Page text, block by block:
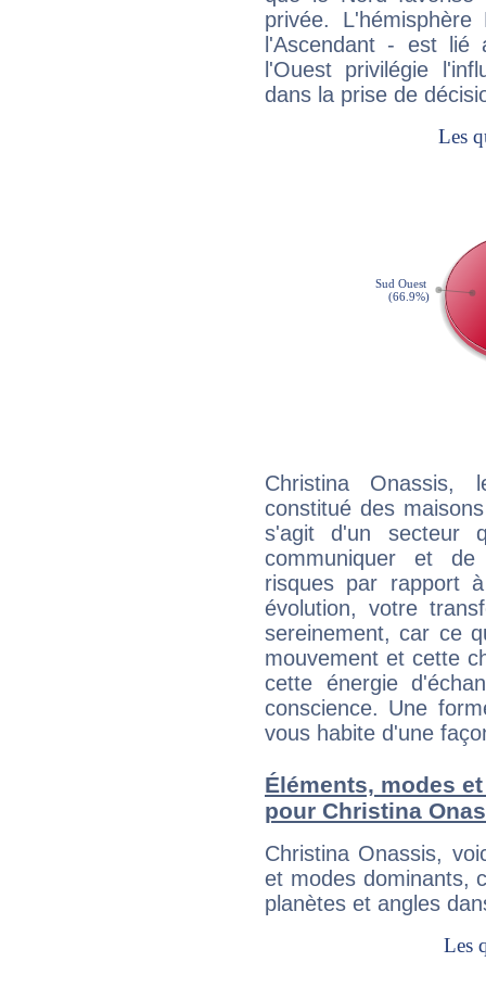
privée.
l'Ascendant - est
l'Ouest privilégie
dans la prise de
Christina Onassis,
constitué des
s'agit d'un secteur
communiquer et
risques par rapport
évolution, votre
sereinement, car ce
mouvement et cette
cette énergie
conscience. Une
vous habite d'une
Éléments, modes
pour Christina
Christina Onassis,
et modes dominants,
planètes et angles